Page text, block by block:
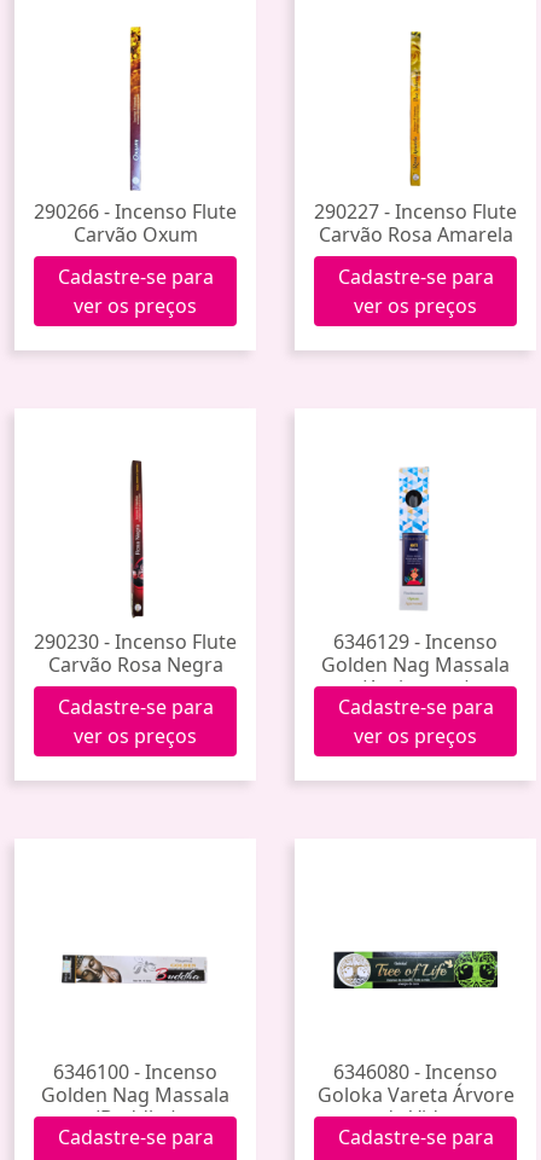
290266 - Incenso Flute
Carvão Oxum
Cadastre-se para
ver os preços
290227 - Incenso Flute
Carvão Rosa Amarela
Cadastre-se para
ver os preços
290230 - Incenso Flute
Carvão Rosa Negra
Cadastre-se para
ver os preços
6346129 - Incenso
Golden Nag Massala
(Anti-stress)
Cadastre-se para
ver os preços
6346100 - Incenso
Golden Nag Massala
(Buddha)
Cadastre-se para
6346080 - Incenso
Goloka Vareta Árvore
da Vida
Cadastre-se para